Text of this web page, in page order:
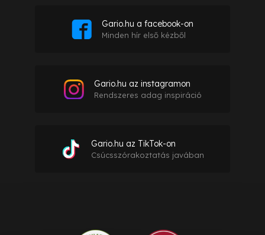
Gario.hu a facebook-on
Minden hír első kézből
Gario.hu az instagramon
Rendszeres adag inspiráció
Gario.hu az TikTok-on
Csúcsszórakoztatás javában